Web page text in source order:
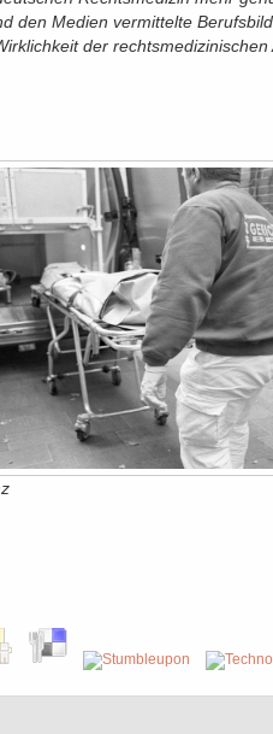
den Medien vermittelte
der rechtsmedizinischen